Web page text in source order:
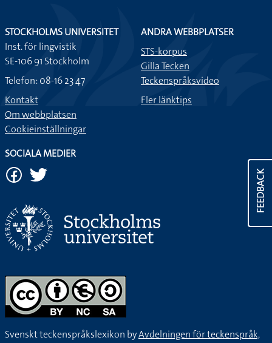
FEEDBACK
STOCKHOLMS UNIVERSITET
Inst. för lingvistik
SE-106 91 Stockholm
Telefon: 08-16 23 47
Kontakt
Om webbplatsen
Cookieinställningar
ANDRA WEBBPLATSER
STS-korpus
Gilla Tecken
Teckenspråksvideo
Fler länktips
SOCIALA MEDIER
Svenskt teckenspråkslexikon byAvdelningen för teckenspråk,